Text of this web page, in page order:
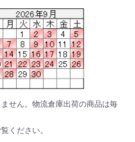
せん。物流倉庫出荷の商品は毎
ください。